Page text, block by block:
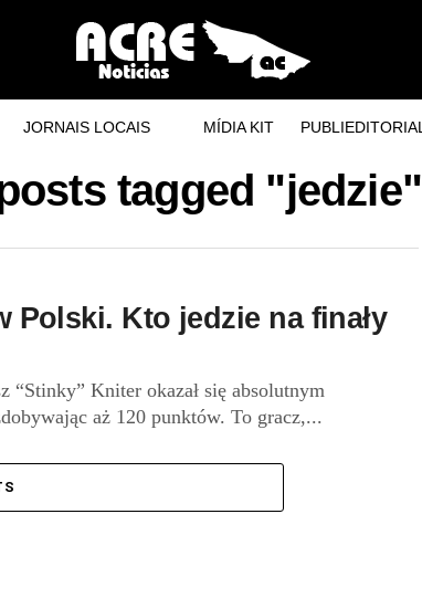
JORNAIS LOCAIS MÍDIA KIT PUBLIEDITORIAL
tagged "jedzie"
Polski. Kto jedzie na finały
Kniter okazał się absolutnym
aż 120 punktów. To gracz,...